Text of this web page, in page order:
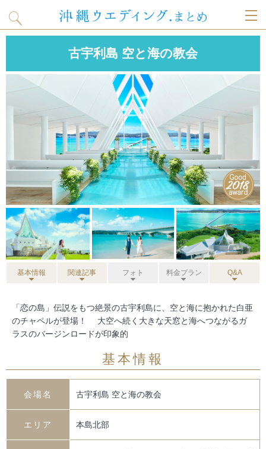
g
e
n
a
v
t
i
o
古宇利島 空と海の教会
基本情報 関連記事 フォト 料金プラン Q&A
「恋の島」伝説をもつ絶景の古宇利島に、空と海に抱かれた白亜
のチャペルが登場！ 大空へ続く大きな天窓と海へつながるガ
ラスのバージンロードが印象的
基本情報
会場名 古宇利島 空と海の教会
エリア 本島北部